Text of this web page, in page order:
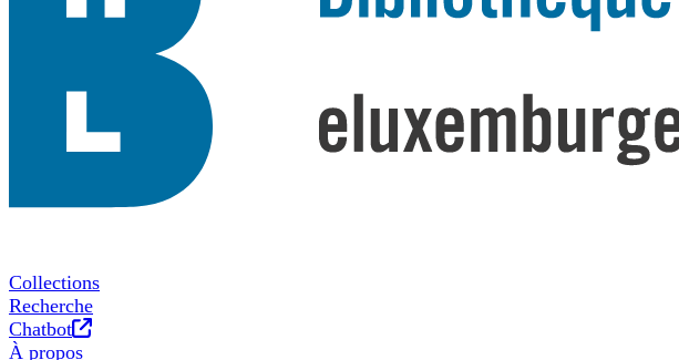
Collections
Recherche
Chatbot
Nouvel onglet
À propos